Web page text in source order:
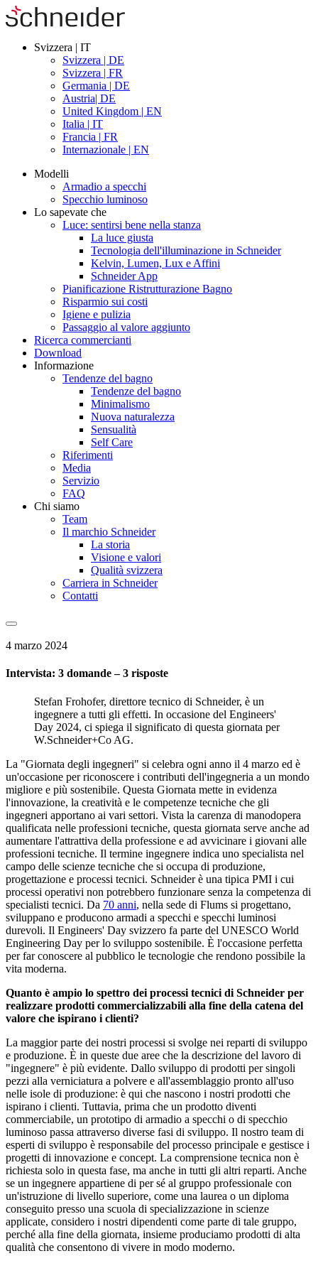
Svizzera | IT
Svizzera | DE
Svizzera | FR
Germania | DE
Austria| DE
United Kingdom | EN
Italia | IT
Francia | FR
Internazionale | EN
Modelli
Armadio a specchi
Specchio luminoso
Lo sapevate che
Luce: sentirsi bene nella stanza
La luce giusta
Tecnologia dell'illuminazione in Schneider
Kelvin, Lumen, Lux e Affini
Schneider App
Pianificazione Ristrutturazione Bagno
Risparmio sui costi
Igiene e pulizia
Passaggio al valore aggiunto
Ricerca commercianti
Download
Informazione
Tendenze del bagno
Tendenze del bagno
Minimalismo
Nuova naturalezza
Sensualità
Self Care
Riferimenti
Media
Servizio
FAQ
Chi siamo
Team
Il marchio Schneider
La storia
Visione e valori
Qualità svizzera
Carriera in Schneider
Contatti
4 marzo 2024
Intervista: 3 domande – 3 risposte
Stefan Frohofer, direttore tecnico di Schneider, è un
ingegnere a tutti gli effetti. In occasione del Engineers'
Day 2024, ci spiega il significato di questa giornata per
W.Schneider+Co AG.
La "Giornata degli ingegneri" si celebra ogni anno il 4 marzo ed è
un'occasione per riconoscere i contributi dell'ingegneria a un mondo
migliore e più sostenibile. Questa Giornata mette in evidenza
l'innovazione, la creatività e le competenze tecniche che gli
ingegneri apportano ai vari settori. Vista la carenza di manodopera
qualificata nelle professioni tecniche, questa giornata serve anche ad
aumentare l'attrattiva della professione e ad avvicinare i giovani alle
professioni tecniche. Il termine ingegnere indica uno specialista nel
campo delle scienze tecniche che si occupa di produzione,
progettazione e processi tecnici. Schneider è una tipica PMI i cui
processi operativi non potrebbero funzionare senza la competenza di
specialisti tecnici. Da 70 anni, nella sede di Flums si progettano,
sviluppano e producono armadi a specchi e specchi luminosi
durevoli. Il Engineers' Day svizzero fa parte del UNESCO World
Engineering Day per lo sviluppo sostenibile. È l'occasione perfetta
per far conoscere al pubblico le tecnologie che rendono possibile la
vita moderna.
Quanto è ampio lo spettro dei processi tecnici di Schneider per
realizzare prodotti commercializzabili alla fine della catena del
valore che ispirano i clienti?
La maggior parte dei nostri processi si svolge nei reparti di sviluppo
e produzione. È in queste due aree che la descrizione del lavoro di
"ingegnere" è più evidente. Dallo sviluppo di prodotti per singoli
pezzi alla verniciatura a polvere e all'assemblaggio pronto all'uso
nelle isole di produzione: è qui che nascono i nostri prodotti che
ispirano i clienti. Tuttavia, prima che un prodotto diventi
commerciabile, un prototipo di armadio a specchi o di specchio
luminoso passa attraverso diverse fasi di sviluppo. Il nostro team di
esperti di sviluppo è responsabile del processo principale e gestisce i
progetti di innovazione e concept. La comprensione tecnica non è
richiesta solo in questa fase, ma anche in tutti gli altri reparti. Anche
se un ingegnere appartiene di per sé al gruppo professionale con
un'istruzione di livello superiore, come una laurea o un diploma
conseguito presso una scuola di specializzazione in scienze
applicate, considero i nostri dipendenti come parte di tale gruppo,
perché alla fine della giornata, insieme produciamo prodotti di alta
qualità che consentono di vivere in modo moderno.